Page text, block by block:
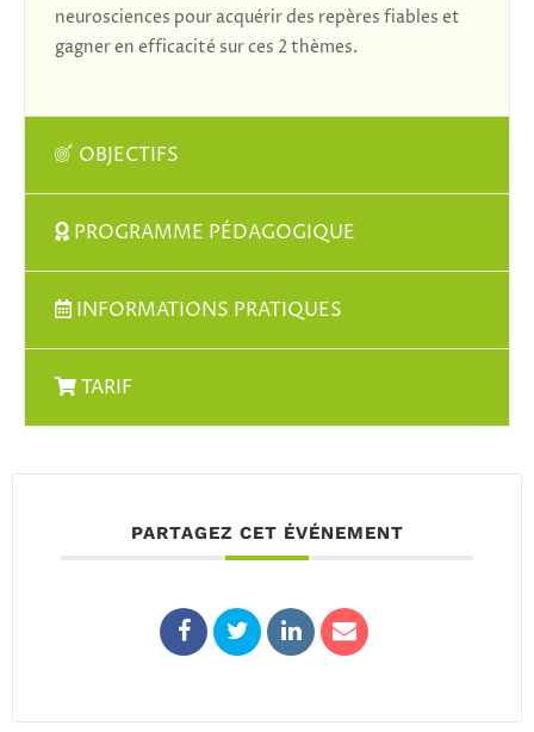
neurosciences pour acquérir des repères fiables et
gagner en efficacité sur ces 2 thèmes.
OBJECTIFS
PROGRAMME PÉDAGOGIQUE
INFORMATIONS PRATIQUES
TARIF
PARTAGEZ CET ÉVÉNEMENT